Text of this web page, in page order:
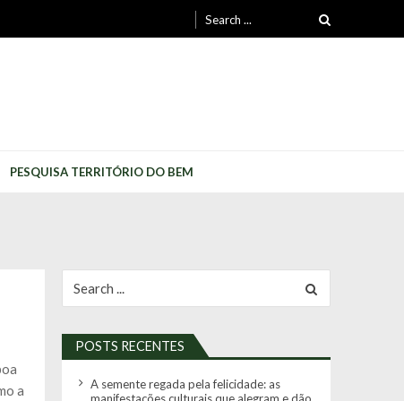
for:
PESQUISA TERRITÓRIO DO BEM
a
for:
POSTS RECENTES
A semente regada pela felicidade: as